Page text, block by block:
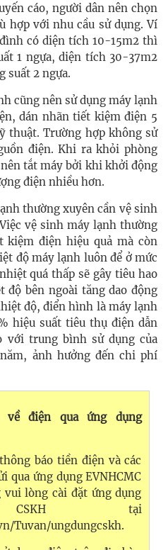
cáo, người dân nên chọn
hợp với nhu cầu sử dụng. Ví
có diện tích 10-15m2 thì
1 ngựa, diện tích 30-37m2
suất 2 ngựa.
cũng nên sử dụng máy lạnh
dán nhãn tiết kiệm điện 5
thuật. Trường hợp không sử
điện. Khi ra khỏi phòng
tắt máy bởi khi khởi động
điện nhiều hơn.
thường xuyên cần vệ sinh
vệ sinh máy lạnh thường
kiệm điện hiệu quả mà còn
độ máy lạnh luôn để ở mức
quá thấp sẽ gây tiêu hao
bên ngoài tăng dao động
độ, điển hình là máy lạnh
hiệu suất tiêu thụ điện dẫn
với trung bình sử dụng của
ảnh hưởng đến chi phí
về điện qua ứng dụng
báo tiền điện và các
qua ứng dụng EVNHCMC
vui lòng cài đặt ứng dụng
CSKH tại
Tuvan/ungdungcskh.